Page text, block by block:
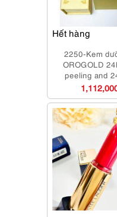
Hết hàng
2250-Kem
OROGOLD
peeling and
formula